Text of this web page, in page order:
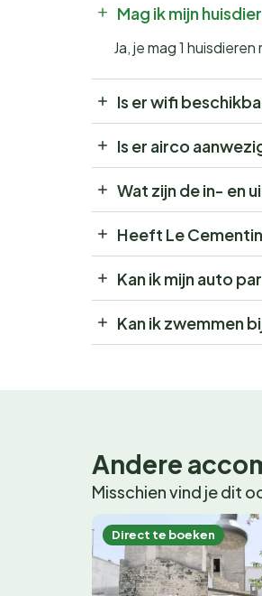
Mag ik mijn
Ja, je mag 1
Is er wifi
Is er airco
Wat zijn de in- en
Heeft Le
Kan ik mijn auto
Kan ik zwemmen
Andere
Misschien vind je dit
Direct te boeken